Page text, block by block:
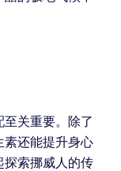
关重要。除了
素还能提升身心
探索挪威人的传